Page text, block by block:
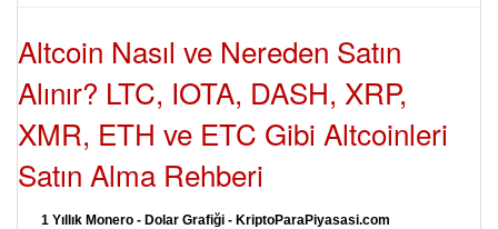
Altcoin Nasıl ve Nereden Satın
Alınır? LTC, IOTA, DASH, XRP,
XMR, ETH ve ETC Gibi Altcoinleri
Satın Alma Rehberi
1 Yıllık Monero - Dolar Grafiği - KriptoParaPiyasasi.com